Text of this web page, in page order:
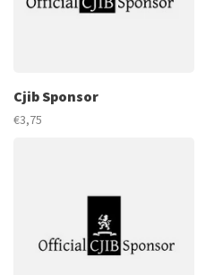
Cjib Sponsor
€3,75